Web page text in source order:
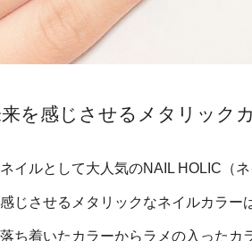
を感じさせるメタリック
イルとして大人気のNAIL HOLIC（
じさせるメタリックなネイルカラ
ち着いたカラーからラメの入った